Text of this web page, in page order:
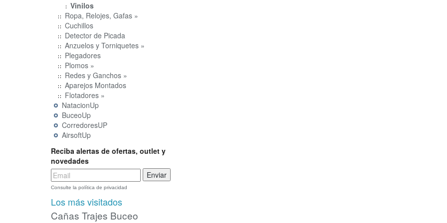
Vinilos
Ropa, Relojes, Gafas »
Cuchillos
Detector de Picada
Anzuelos y Torniquetes »
Plegadores
Plomos »
Redes y Ganchos »
Aparejos Montados
Flotadores »
NatacionUp
BuceoUp
CorredoresUP
AirsoftUp
Reciba alertas de ofertas, outlet y
novedades
Consulte la política de privacidad
Los más visitados
Cañas Trajes Buceo